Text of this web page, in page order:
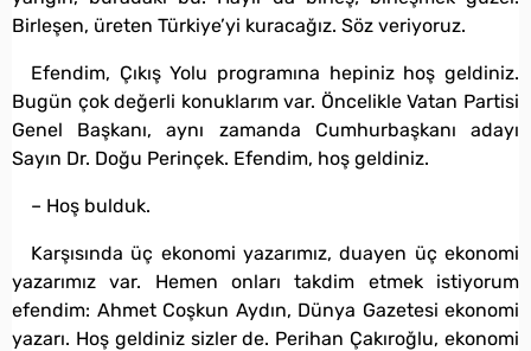
Birleşen, üreten Türkiye’yi kuracağız. Söz veriyoruz.
Efendim, Çıkış Yolu programına hepiniz hoş geldiniz.
Bugün çok değerli konuklarım var. Öncelikle Vatan Partisi
Genel Başkanı, aynı zamanda Cumhurbaşkanı adayı
Sayın Dr. Doğu Perinçek. Efendim, hoş geldiniz.
– Hoş bulduk.
Karşısında üç ekonomi yazarımız, duayen üç ekonomi
yazarımız var. Hemen onları takdim etmek istiyorum
efendim: Ahmet Coşkun Aydın, Dünya Gazetesi ekonomi
yazarı. Hoş geldiniz sizler de. Perihan Çakıroğlu, ekonomi